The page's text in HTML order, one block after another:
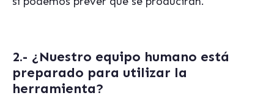
2.- ¿Nuestro equipo humano está
preparado para utilizar la
herramienta?